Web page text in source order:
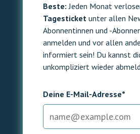
Beste: Jeden Monat
Tagesticket unter allen
Abonnentinnen und -
anmelden und vor allen
informiert sein! Du kannst
unkompliziert wieder
Deine E-Mail-Adresse*